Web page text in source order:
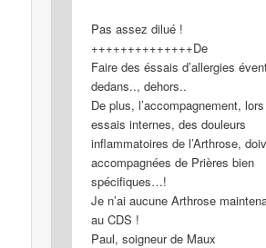
Pas assez dilué !
++++++++++++++De
Faire des éssais d’allergies
dedans.., dehors..
De plus, l’accompagnement,
essais internes, des douleurs
inflammatoires de l’Arthrose,
accompagnées de Prières bien
spécifiques…!
Je n’ai aucune Arthrose
au CDS !
Paul, soigneur de Maux